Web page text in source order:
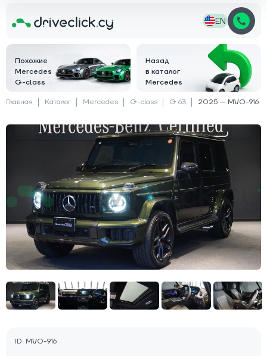
EN
Похожие
Mercedes
G-class
Назад
в каталог
Mercedes
Главная Каталог Mercedes G-class G 63 2025 — MVO-916
ID: MVO-916